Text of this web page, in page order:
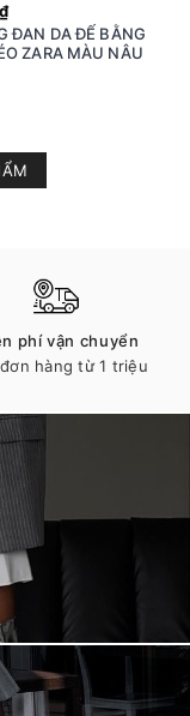
ĐAN DA ĐẾ BẰNG
ZARA MÀU NÂU
phí vận chuyển
hàng từ 1 triệu